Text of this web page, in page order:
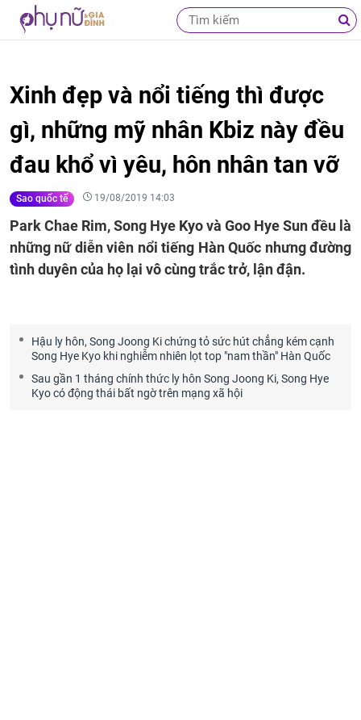
Xinh đẹp và nổi tiếng thì được
gì, những mỹ nhân Kbiz này đều
đau khổ vì yêu, hôn nhân tan vỡ
Sao quốc tế 19/08/2019 14:03
Park Chae Rim, Song Hye Kyo và Goo Hye Sun đều là
những nữ diễn viên nổi tiếng Hàn Quốc nhưng đường
tình duyên của họ lại vô cùng trắc trở, lận đận.
Hậu ly hôn, Song Joong Ki chứng tỏ sức hút chẳng kém cạnh
Song Hye Kyo khi nghiễm nhiên lọt top "nam thần" Hàn Quốc
Sau gần 1 tháng chính thức ly hôn Song Joong Ki, Song Hye
Kyo có động thái bất ngờ trên mạng xã hội